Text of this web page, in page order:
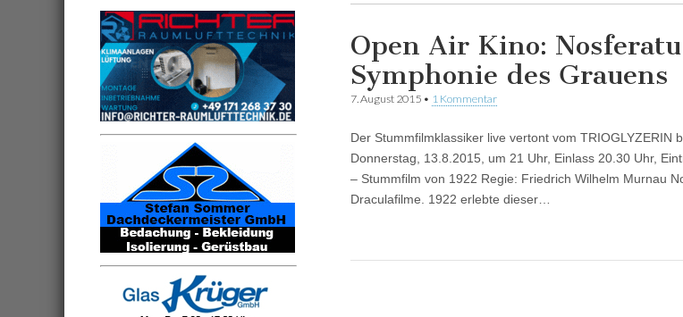
Open Air Kino:
Symphonie des Grauens
7. August 2015 • 1 Kommentar
Der Stummfilmklassiker live vertont vom TRIOGLYZERIN
Donnerstag, 13.8.2015, um 21 Uhr, Einlass 20.30 Uhr,
– Stummfilm von 1922 Regie: Friedrich Wilhelm Murnau
Draculafilme. 1922 erlebte dieser…